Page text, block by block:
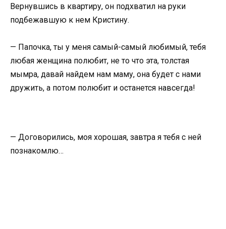
Вернувшись в квартиру, он подхватил на руки
подбежавшую к нем Кристину.
— Папочка, ты у меня самый-самый любимый, тебя
любая женщина полюбит, не то что эта, толстая
мымра, давай найдем нам маму, она будет с нами
дружить, а потом полюбит и останется навсегда!
— Договорились, моя хорошая, завтра я тебя с ней
познакомлю…